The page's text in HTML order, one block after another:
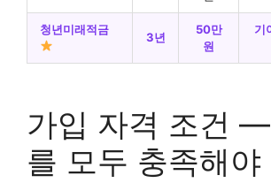
청년미래적금
3년
50만
원
기
가입 자격 조건
를 모두 충족해야